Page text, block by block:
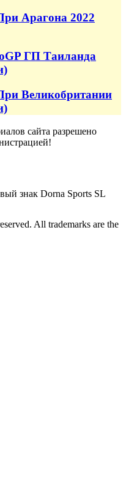
Арагона 2022
ГП Таиланда
Великобритании
сайта разрешено
знак Dorna Sports SL
All trademarks are the